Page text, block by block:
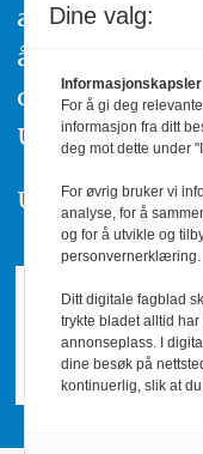
av
å ta kontakt
også klage inn
Utvalg,
Utgiver: PBL
Dine valg:
For å gi deg
informasjon fra ditt
deg mot dette under
For øvrig bruker vi
analyse, for å
og for å utvikle og
personvernerklæring.
Ditt digitale fagblad
trykte bladet alltid
annonseplass. I
dine besøk på
kontinuerlig, slik at